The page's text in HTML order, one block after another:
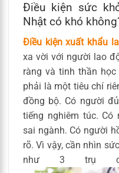
Điều kiện sức
Nhật có khó
Điều kiện xuất khẩu
xa vời với người lao
ràng và tinh thần
phải là một tiêu chí
đồng bộ. Có người
tiếng nghiêm túc. Có
sai ngành. Có người
rõ. Vì vậy, cần nhìn
như 3 trụ